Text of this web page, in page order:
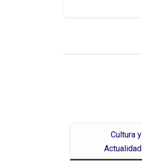
Cultura y
Actualidad